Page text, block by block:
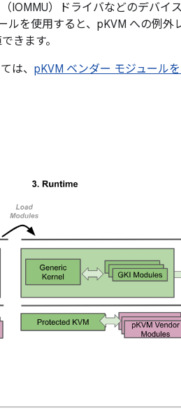
IOMMU）ドライバなどのデバイ
ルを使用すると、pKVM への例外
きます。
は、 pKVM ベンダー モジュール